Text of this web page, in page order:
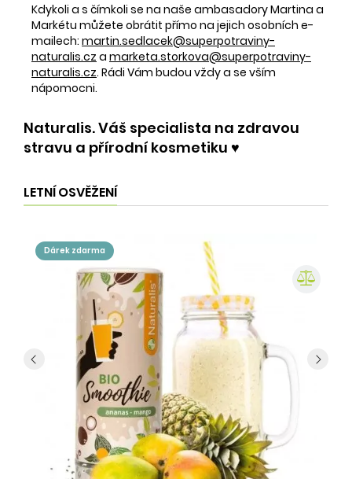
Kdykoli a s čímkoli se na naše ambasadory Martina a
Markétu můžete obrátit přímo na jejich osobních e-
mailech: martin.sedlacek@superpotraviny-
naturalis.cz a marketa.storkova@superpotraviny-
naturalis.cz. Rádi Vám budou vždy a se vším
nápomocni.
Naturalis. Váš specialista na zdravou
stravu a přírodní kosmetiku ♥️
LETNÍ OSVĚŽENÍ
dárek zdarma